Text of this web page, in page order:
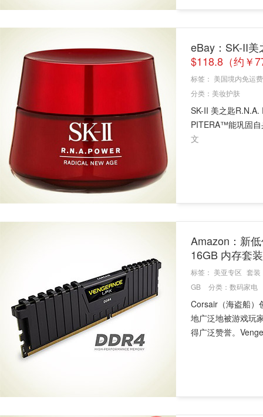
eBay：SK-II
$118.8（约￥
标签： 美国境内免运费
分类： 美妆护肤
SK-II 美之匙
PITERA™能巩固自
文
Amazon：新
16GB 内存套
标签： 美亚专区 套装
GB
分类： 数码家电
Corsair（海盗船）
地广泛地被游戏玩
得广泛赞誉。